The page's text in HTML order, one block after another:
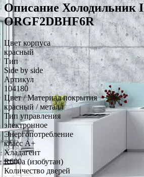
Описание Холодильник
ORGF2DBHF6R
Цвет корпуса
красный
Тип
Side by side
Артикул
104180
Цвет / Материал покрытия
красный / металл
Тип управления
электронное
Энергопотребление
класс A+
Хладагент
R600a (изобутан)
Количество дверей